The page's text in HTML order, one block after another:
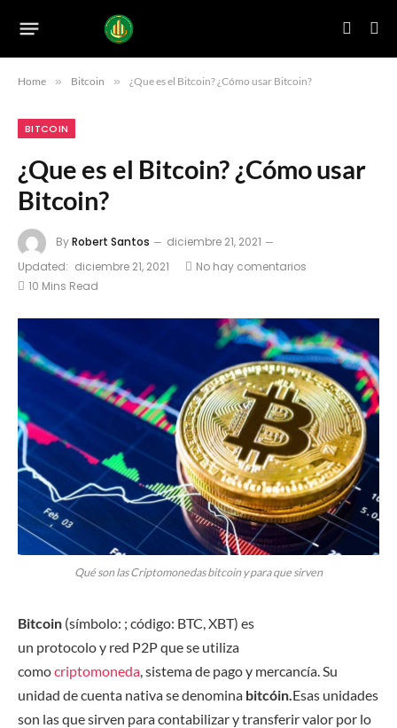
Home » Bitcoin » ¿Que es el Bitcoin? ¿Cómo usar Bitcoin?
BITCOIN
¿Que es el Bitcoin? ¿Cómo usar
Bitcoin?
ByRobert Santos
diciembre 21, 2021
Updated: diciembre 21, 2021
No hay comentarios
10 Mins Read
Qué son las Criptomonedas bitcoin y para que sirven
Bitcoin (símbolo: ; código: BTC, XBT) es
un protocolo y red P2P que se utiliza
comocriptomoneda, sistema de pago y mercancía.​ Su
unidad de cuenta nativa se denomina bitcóin.Esas unidades
son las que sirven para contabilizar y transferir valor por lo